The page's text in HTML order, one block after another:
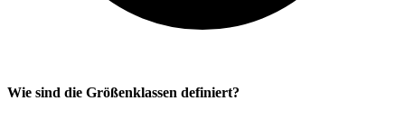
Wie sind die Größenklassen definiert?